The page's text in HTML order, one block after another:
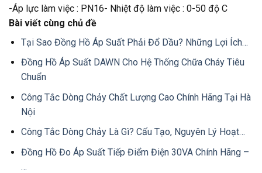
-Áp lực làm việc : PN16- Nhiệt độ làm việc : 0-50 độ C
Bài viết cùng chủ đề
Tại Sao Đồng Hồ Áp Suất Phải Đổ Dầu? Những Lợi Ích…
Đồng Hồ Áp Suất DAWN Cho Hệ Thống Chữa Cháy Tiêu
Chuẩn
Công Tắc Dòng Chảy Chất Lượng Cao Chính Hãng Tại Hà
Nội
Công Tắc Dòng Chảy Là Gì? Cấu Tạo, Nguyên Lý Hoạt…
Đồng Hồ Đo Áp Suất Tiếp Điểm Điện 30VA Chính Hãng –
…